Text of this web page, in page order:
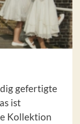
gefertigte
ist
Kollektion